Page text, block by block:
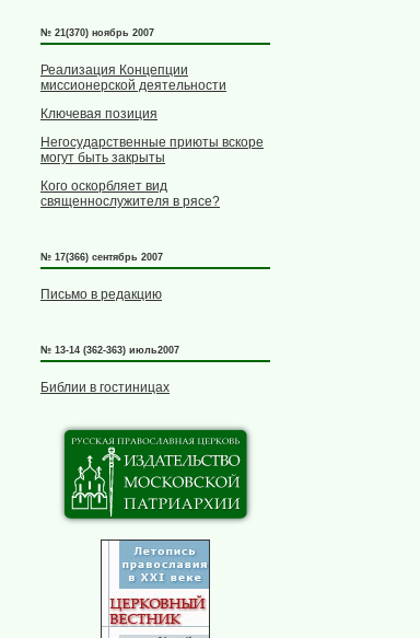
№ 21(370) ноябрь 2007
Реализация Концепции
миссионерской деятельности
Ключевая позиция
Негосударственные приюты вскоре
могут быть закрыты
Кого оскорбляет вид
священнослужителя в рясе?
№ 17(366) сентябрь 2007
Письмо в редакцию
№ 13-14 (362-363) июль2007
Библии в гостиницах